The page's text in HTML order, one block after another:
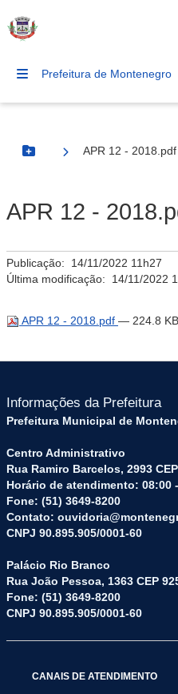
Prefeitura de Montenegro
Botão Menu
APR 12 - 2018.pdf
APR 12 -
Publicação: 14/11/2022 11h27
Última modificação: 14/11/2022
APR 12 - 2018.pdf — 224.8 KB
Informações da Prefeitura
Prefeitura Municipal de
Centro Administrativo
Rua Ramiro Barcelos, 2993
Horário de atendimento: 08:00
Fone: (51) 3649-8200
Contato:
CNPJ 90.895.905/0001-60
Palácio Rio Branco
Rua João Pessoa, 1363 CEP
Fone: (51) 3649-8200
CNPJ 90.895.905/0001-60
CANAIS DE ATENDIMENTO